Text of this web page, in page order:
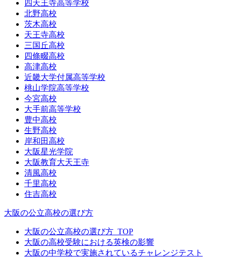
四天王寺高等学校
北野高校
茨木高校
天王寺高校
三国丘高校
四條畷高校
高津高校
近畿大学付属高等学校
桃山学院高等学校
今宮高校
大手前高等学校
豊中高校
生野高校
岸和田高校
大阪星光学院
大阪教育大天王寺
清風高校
千里高校
住吉高校
大阪の公立高校の選び方
大阪の公立高校の選び方_TOP
大阪の高校受験における英検の影響
大阪の中学校で実施されているチャレンジテスト